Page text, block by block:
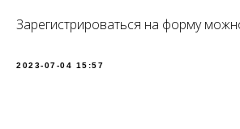
Зарегистрироваться на форму
2023-07-04 15:57